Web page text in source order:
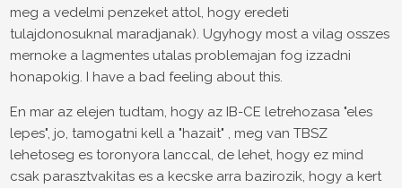
meg a vedelmi penzeket attol, hogy eredeti
tulajdonosuknal maradjanak). Ugyhogy most a vilag osszes
mernoke a lagmentes utalas problemajan fog izzadni
honapokig. I have a bad feeling about this.
En mar az elejen tudtam, hogy az IB-CE letrehozasa "eles
lepes", jo, tamogatni kell a "hazait" , meg van TBSZ
lehetoseg es toronyora lanccal, de lehet, hogy ez mind
csak parasztvakitas es a kecske arra bazirozik, hogy a kert